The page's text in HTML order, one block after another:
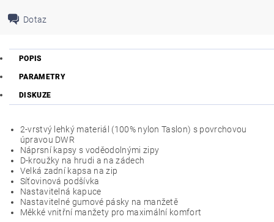
Dotaz
POPIS
PARAMETRY
DISKUZE
2-vrstvý lehký materiál (100% nylon Taslon) s povrchovou
úpravou DWR
Náprsní kapsy s voděodolnými zipy
D-kroužky na hrudi a na zádech
Velká zadní kapsa na zip
Síťovinová podšívka
Nastavitelná kapuce
Nastavitelné gumové pásky na manžetě
Měkké vnitřní manžety pro maximální komfort